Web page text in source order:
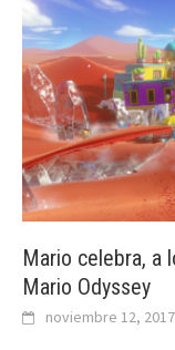
Mario celebra, a
Mario Odyssey
noviembre 12, 2017